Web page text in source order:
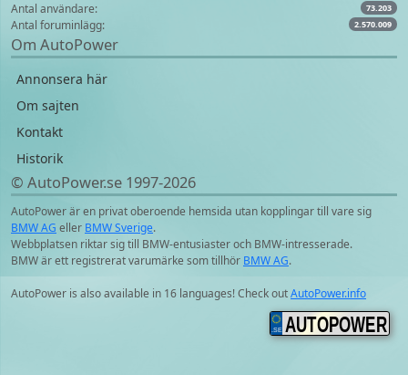
Antal användare: 73.203
Antal foruminlägg: 2.570.009
Om AutoPower
Annonsera här
Om sajten
Kontakt
Historik
© AutoPower.se 1997‑2026
AutoPower är en privat oberoende hemsida utan kopplingar till vare sig
BMW AG eller BMW Sverige.
Webbplatsen riktar sig till BMW-entusiaster och BMW-intresserade.
BMW är ett registrerat varumärke som tillhör BMW AG.
AutoPower is also available in 16 languages! Check outAutoPower.info
AUTOPOWER